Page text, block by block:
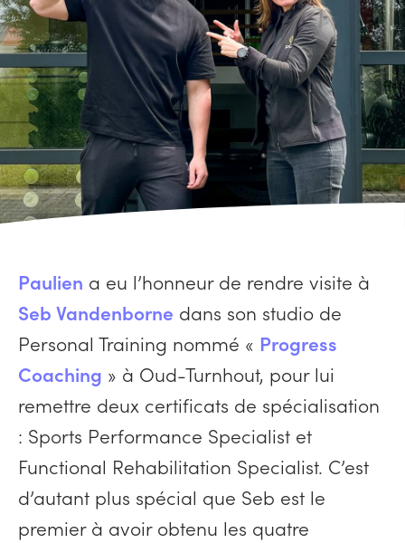
Paulien a eu l’honneur de rendre visite à
Seb Vandenborne dans son studio de
Personal Training nommé « Progress
Coaching » à Oud-Turnhout, pour lui
remettre deux certificats de spécialisation
: Sports Performance Specialist et
Functional Rehabilitation Specialist. C’est
d’autant plus spécial que Seb est le
premier à avoir obtenu les quatre